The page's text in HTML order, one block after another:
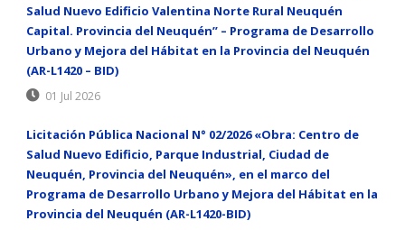
Salud Nuevo Edificio Valentina Norte Rural Neuquén
Capital. Provincia del Neuquén” – Programa de Desarrollo
Urbano y Mejora del Hábitat en la Provincia del Neuquén
(AR-L1420 – BID)
01 Jul 2026
Licitación Pública Nacional N° 02/2026 «Obra: Centro de
Salud Nuevo Edificio, Parque Industrial, Ciudad de
Neuquén, Provincia del Neuquén», en el marco del
Programa de Desarrollo Urbano y Mejora del Hábitat en la
Provincia del Neuquén (AR-L1420-BID)